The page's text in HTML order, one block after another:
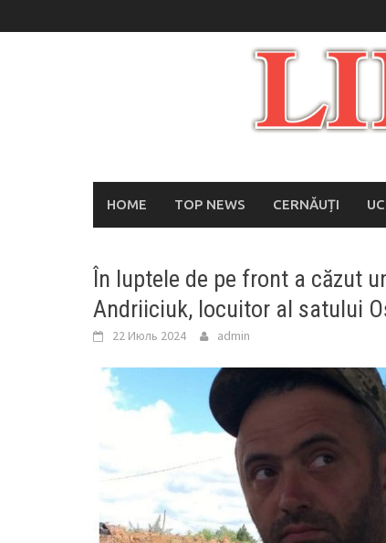
to
HOME TOP NEWS CERNĂUȚI
În luptele de pe front a căzut
Andriiciuk, locuitor al satului
22 Июль 2024 admin